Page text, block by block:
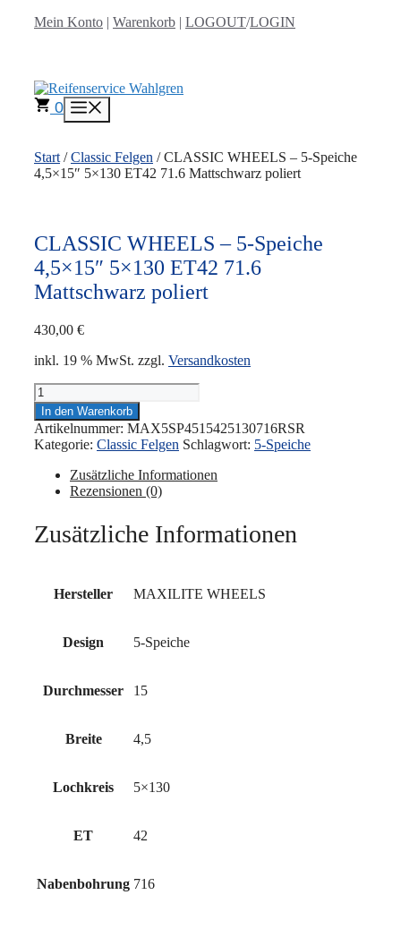
Mein Konto | Warenkorb | LOGOUT/LOGIN
0
Start /Classic Felgen / CLASSIC WHEELS – 5-Speiche
4,5×15″ 5×130 ET42 71.6 Mattschwarz poliert
CLASSIC WHEELS – 5-Speiche
4,5×15″ 5×130 ET42 71.6
Mattschwarz poliert
430,00 €
inkl. 19 % MwSt. zzgl. Versandkosten
CLASSIC
WHEELS
-
5-
Speiche
4,5x15"
5x130
Mattschwarz
In den Warenkorb
Artikelnummer: MAX5SP4515425130716RSR
Kategorie: Classic Felgen Schlagwort: 5-Speiche
Zusätzliche Informationen
Rezensionen (0)
Zusätzliche Informationen
Hersteller MAXILITE WHEELS
Design 5-Speiche
Durchmesser 15
Breite 4,5
Lochkreis 5×130
ET 42
Nabenbohrung 716